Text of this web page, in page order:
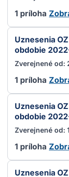
1 príloha
Uznesenia
obdobie
Zverejnené od:
1 príloha
Uznesenia
obdobie
Zverejnené od:
1 príloha
Uznesenia